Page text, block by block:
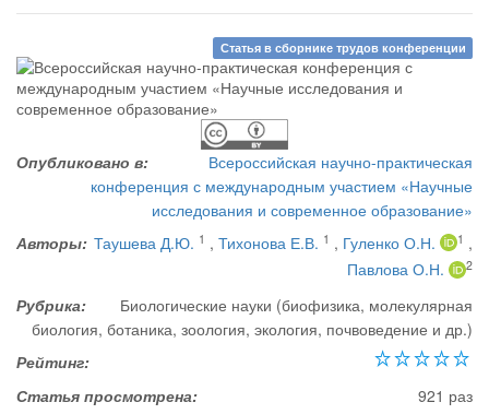
Статья в сборнике трудов конференции
Опубликовано в:
Всероссийская научно-практическая
конференция с международным участием «Научные
исследования и современное образование»
Авторы: Таушева Д.Ю. 1 , Тихонова Е.В. 1 , Гуленко О.Н. 1 ,
Павлова О.Н.
2
Рубрика:
Биологические науки (биофизика, молекулярная
биология, ботаника, зоология, экология, почвоведение и др.)
Рейтинг:
Статья просмотрена:
921 раз